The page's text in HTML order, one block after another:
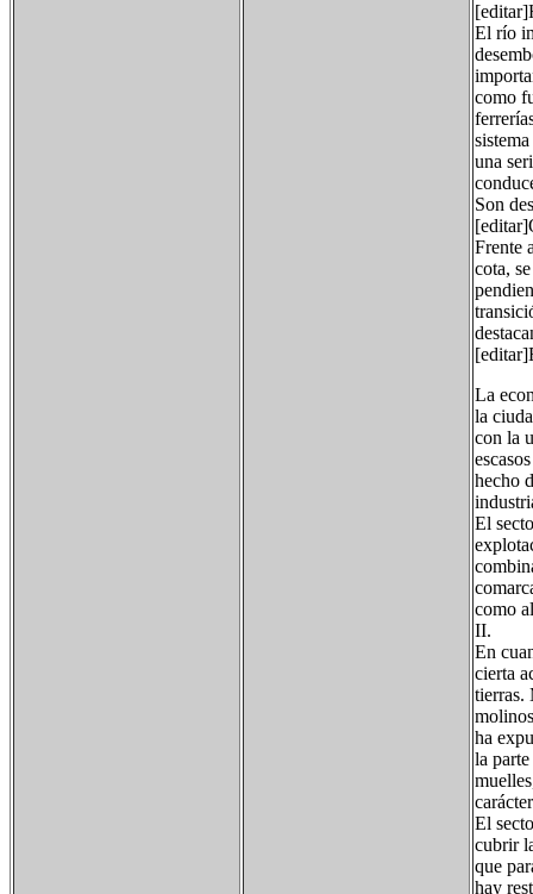
El río
como
una
Son
Frente
cota,
La
la
con la
hecho
El
como
II.
En
cierta
tierras.
ha
la
El
cubrir
que
hay